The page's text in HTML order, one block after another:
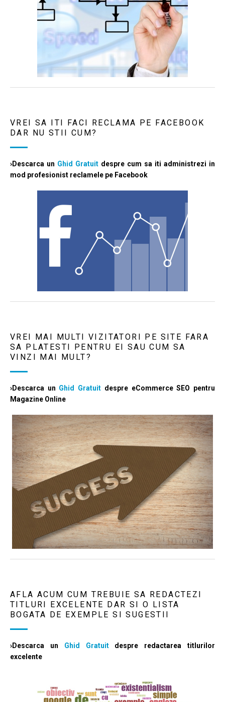
VREI SA ITI FACI RECLAMA PE FACEBOOK
DAR NU STII CUM?
›Descarca un Ghid Gratuit despre cum sa iti administrezi in
mod profesionist reclamele pe Facebook
VREI MAI MULTI VIZITATORI PE SITE FARA
SA PLATESTI PENTRU EI SAU CUM SA
VINZI MAI MULT?
›Descarca un Ghid Gratuit despre eCommerce SEO pentru
Magazine Online
AFLA ACUM CUM TREBUIE SA REDACTEZI
TITLURI EXCELENTE DAR SI O LISTA
BOGATA DE EXEMPLE SI SUGESTII
›Descarca un Ghid Gratuitdespre redactarea titlurilor
excelente